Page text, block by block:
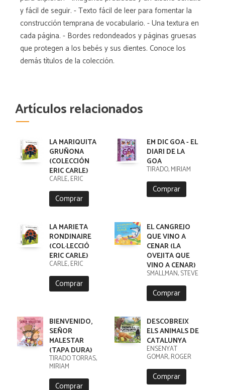
y fácil de seguir. - Texto fácil de leer para fomentar la
construcción temprana de vocabulario. - Una textura en
cada página. - Bordes redondeados y páginas gruesas
que protegen a los bebés y sus dientes. Conoce los
demás títulos de la colección.
Artículos relacionados
LA MARIQUITA
GRUÑONA
(COLECCIÓN
ERIC CARLE)
CARLE, ERIC
Comprar
EM DIC GOA - EL
DIARI DE LA
GOA
TIRADO, MIRIAM
Comprar
LA MARIETA
RONDINAIRE
(COL·LECCIÓ
ERIC CARLE)
CARLE, ERIC
Comprar
EL CANGREJO
QUE VINO A
CENAR (LA
OVEJITA QUE
VINO A CENAR)
SMALLMAN, STEVE
Comprar
BIENVENIDO,
SEÑOR
MALESTAR
(TAPA DURA)
TIRADO TORRAS,
MIRIAM
Comprar
DESCOBREIX
ELS ANIMALS DE
CATALUNYA
ENSENYAT
GOMAR, ROGER
Comprar